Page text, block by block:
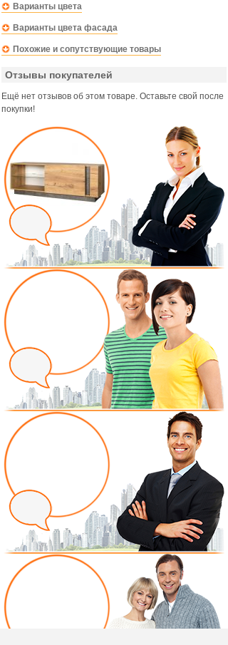
Варианты цвета
Варианты цвета фасада
Похожие и сопутствующие товары
Отзывы покупателей
Ещё нет отзывов об этом товаре. Оставьте свой после
покупки!